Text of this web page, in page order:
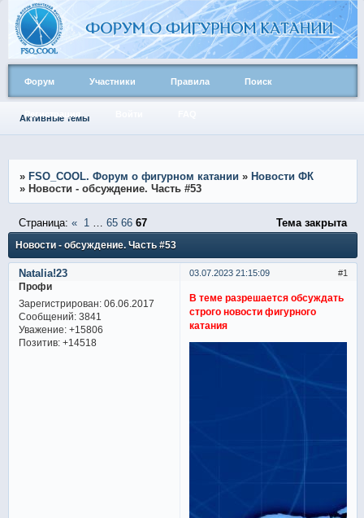
Форум Участники Правила Поиск
Активные темы
» FSO_COOL. Форум о фигурном катании » Новости ФК
» Новости - обсуждение. Часть #53
Новости - обсуждение. Часть #53
Страница: « 1 65 66 67 Тема закрыта
1
03.07.2023 21:15:09
Natalia!23
Профи
Зарегистрирован: 06.06.2017
Сообщений:3841
Уважение: +15806
Позитив: +14518
В теме разрешается обсуждать
строго новости фигурного
катания